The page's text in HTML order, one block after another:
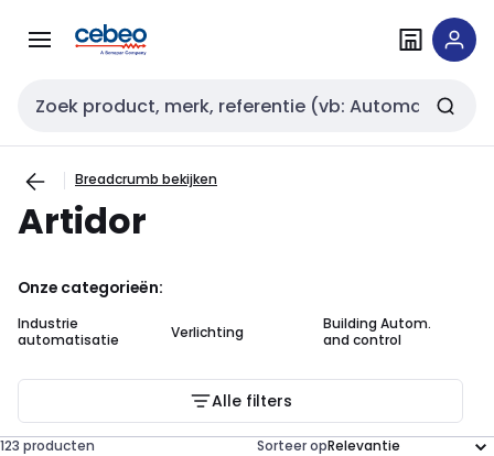
naar
naar
Zoekveld invoer
Breadcrumb bekijken
Artidor
Onze categorieën:
Industrie
automatisatie
Verlichting
Building Autom.
and control
Alle filters
123 producten Sorteer op